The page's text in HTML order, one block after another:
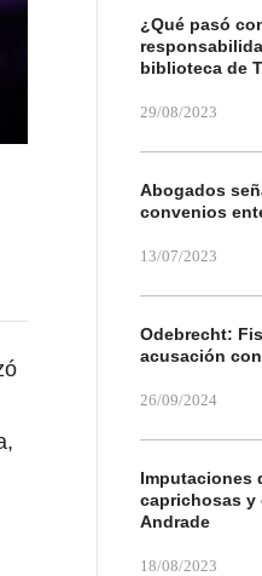
¿Qué pasó
biblioteca de
29/08/2023
Abogados
convenios
13/07/2023
Odebrecht:
acusación
26/09/2024
Imputaciones
caprichosas y
Andrade
18/08/2023